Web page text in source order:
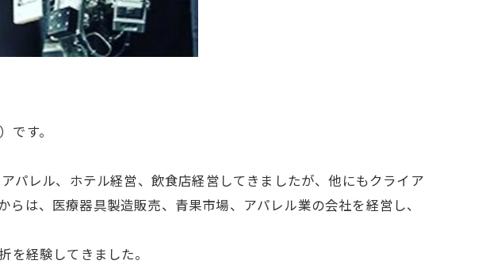
す。
パレル、ホテル経営、飲食店経営してきましたが、他にもクライア
は、医療器具製造販売、青果市場、アパレル業の会社を経営し、
経験してきました。